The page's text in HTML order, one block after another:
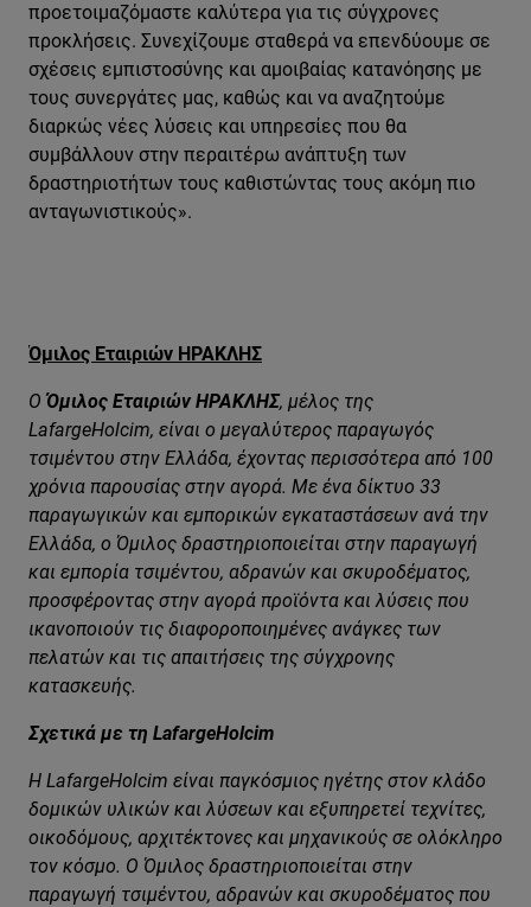
προετοιμαζόμαστε καλύτερα για τις σύγχρονες
προκλήσεις. Συνεχίζουμε σταθερά να επενδύουμε σε
σχέσεις εμπιστοσύνης και αμοιβαίας κατανόησης με
τους συνεργάτες μας, καθώς και να αναζητούμε
διαρκώς νέες λύσεις και υπηρεσίες που θα
συμβάλλουν στην περαιτέρω ανάπτυξη των
δραστηριοτήτων τους καθιστώντας τους ακόμη πιο
ανταγωνιστικούς».
Όμιλος Εταιριών ΗΡΑΚΛΗΣ
Ο Όμιλος Εταιριών ΗΡΑΚΛΗΣ, μέλος της
LafargeHolcim, είναι ο μεγαλύτερος παραγωγός
τσιμέντου στην Ελλάδα, έχοντας περισσότερα από 100
χρόνια παρουσίας στην αγορά. Με ένα δίκτυο 33
παραγωγικών και εμπορικών εγκαταστάσεων ανά την
Ελλάδα, ο Όμιλος δραστηριοποιείται στην παραγωγή
και εμπορία τσιμέντου, αδρανών και σκυροδέματος,
προσφέροντας στην αγορά προϊόντα και λύσεις που
ικανοποιούν τις διαφοροποιημένες ανάγκες των
πελατών και τις απαιτήσεις της σύγχρονης
κατασκευής.
Σχετικά με τη LafargeHolcim
Η LafargeHolcim είναι παγκόσμιος ηγέτης στον κλάδο
δομικών υλικών και λύσεων και εξυπηρετεί τεχνίτες,
οικοδόμους, αρχιτέκτονες και μηχανικούς σε ολόκληρο
τον κόσμο. Ο Όμιλος δραστηριοποιείται στην
παραγωγή τσιμέντου, αδρανών και σκυροδέματος που